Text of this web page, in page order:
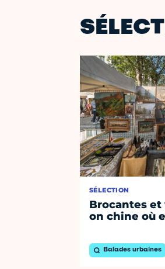
SÉLECTION
Brocantes
on chine où
Balades urbaines